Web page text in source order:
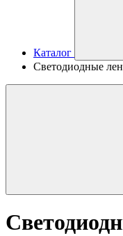
Каталог
Светодиодные